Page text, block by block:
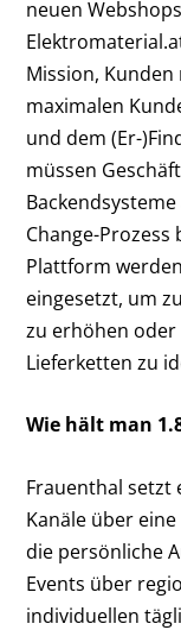
neuen
Mission,
maximalen
und dem (Er-
müssen
Change-
Plattform
eingesetzt, um
zu erhöhen
Lieferketten zu
Wie hält man
Frauenthal setzt
Kanäle über
die persönliche
Events über
individuellen